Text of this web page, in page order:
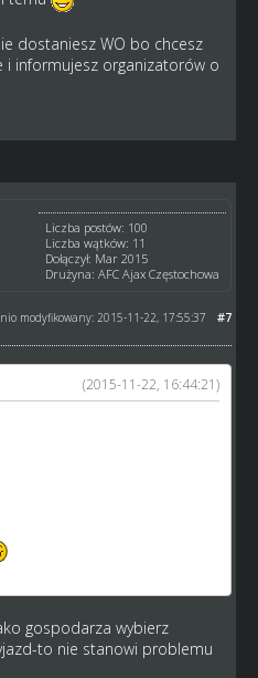
dostaniesz WO bo chcesz
i informujesz organizatorów o
Liczba postów: 100
Liczba wątków: 11
Dołączył: Mar 2015
Drużyna: AFC Ajax Częstochowa
#7
modyfikowany: 2015-11-22, 17:55:37
(2015-11-22, 16:44:21)
taxi1981 mam ten sam
gospodarza wybierz
to nie stanowi problemu